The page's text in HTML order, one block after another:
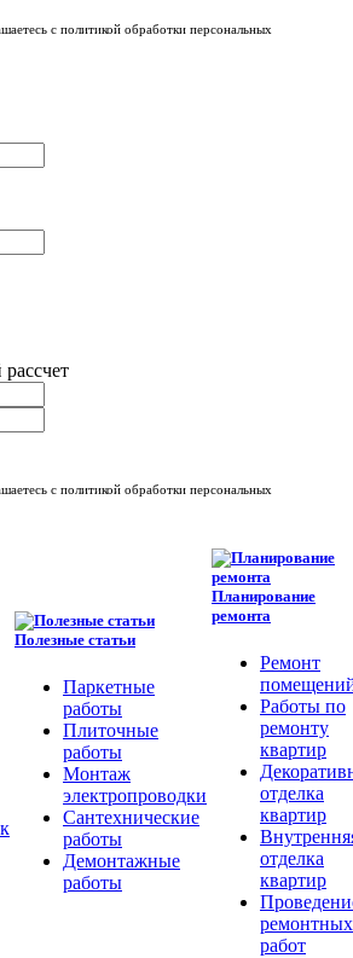
с политикой обработки персональных
с политикой обработки персональных
Полезные статьи
Паркетные
работы
Плиточные
работы
Монтаж
электропроводки
Сантехнические
работы
Демонтажные
работы
Планирование
ремонта
Ремонт
Работы по
ремонту
квартир
отделка
квартир
отделка
квартир
ремонтных
работ